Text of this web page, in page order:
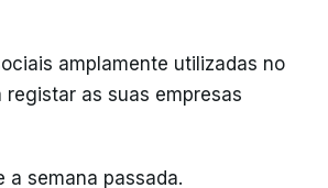
amplamente utilizadas no
as suas empresas
a semana passada.